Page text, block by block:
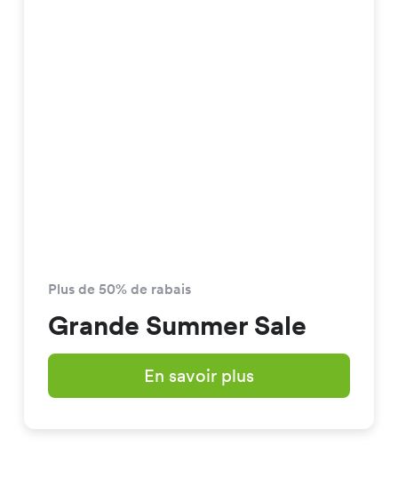
Plus de 50% de rabais
Grande Summer Sale
En savoir plus